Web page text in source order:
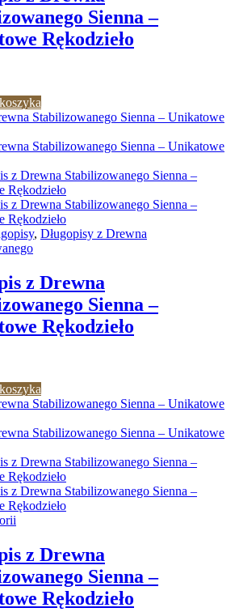
Sienna –
Rękodzieło
, Długopisy z Drewna
z Drewna
Sienna –
Rękodzieło
z Drewna
Sienna –
Rękodzieło